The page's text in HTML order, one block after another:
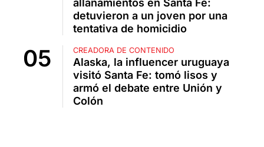
allanamientos en Santa Fe:
detuvieron a un joven por una
tentativa de homicidio
CREADORA DE CONTENIDO
Alaska, la influencer uruguaya
visitó Santa Fe: tomó lisos y
armó el debate entre Unión y
Colón